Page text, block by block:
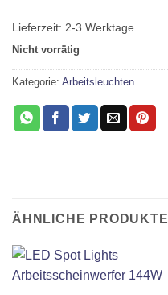
Lieferzeit: 2-3 Werktage
Nicht vorrätig
Kategorie: Arbeitsleuchten
ÄHNLICHE PRODUKTE